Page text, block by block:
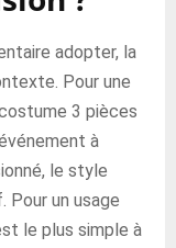
adopter, la
Pour une
3 pièces
à
le style
un usage
le plus simple à